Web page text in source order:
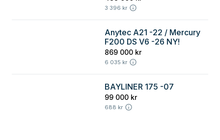
3 396 kr
Anytec A21 -22 / Mercury
F200 DS V6 -26 NY!
869 000 kr
6 035 kr
BAYLINER 175 -07
99 000 kr
688 kr